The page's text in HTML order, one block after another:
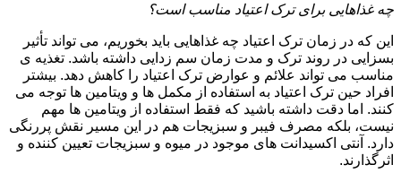
چه غذاهایی برای ترک اعتیاد مناسب است؟
این که در زمان ترک اعتیاد چه غذاهایی باید بخوریم، می تواند تأثیر
بسزایی در روند ترک و مدت زمان سم زدایی داشته باشد. تغذیه ی
مناسب می تواند علائم و عوارض ترک اعتیاد را کاهش دهد. بیشتر
افراد حین ترک اعتیاد به استفاده از مکمل ها و ویتامین ها توجه می
کنند. اما دقت داشته باشید که فقط استفاده از ویتامین ها مهم
نیست، بلکه مصرف فیبر و سبزیجات هم در این مسیر نقش پررنگی
دارد. آنتی اکسیدانت های موجود در میوه و سبزیجات تعیین کننده و
اثرگذارند.